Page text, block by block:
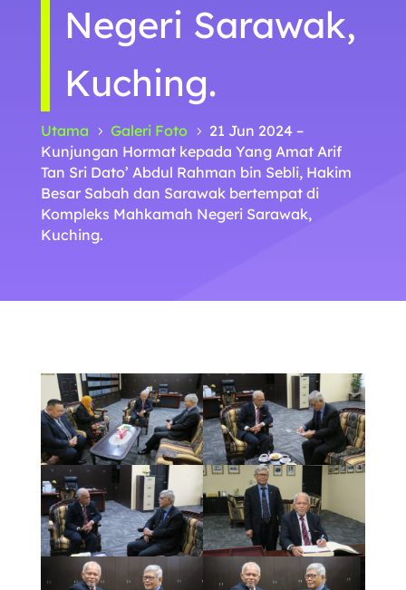
Negeri Sarawak,
Kuching.
Utama 5 Galeri Foto 5
21 Jun 2024 –
Kunjungan Hormat kepada Yang Amat Arif
Tan Sri Dato’ Abdul Rahman bin Sebli, Hakim
Besar Sabah dan Sarawak bertempat di
Kompleks Mahkamah Negeri Sarawak,
Kuching.